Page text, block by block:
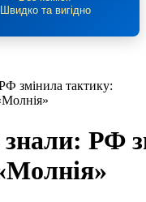
та вигідно
змінила тактику:
РФ